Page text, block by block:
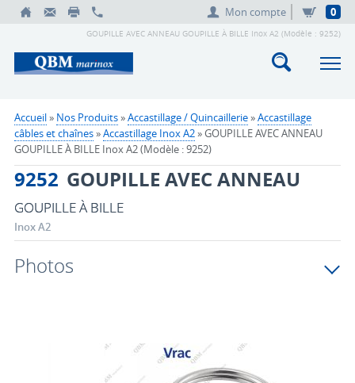
Mon compte 0
GOUPILLE AVEC ANNEAU GOUPILLE À BILLE Inox A2 (Modèle : 9252)
Accueil» Nos Produits»Accastillage / Quincaillerie»Accastillage
câbles et chaînes»Accastillage Inox A2» GOUPILLE AVEC ANNEAU
GOUPILLE À BILLE Inox A2 (Modèle : 9252)
9252 GOUPILLE AVEC ANNEAU
GOUPILLE À BILLE
Inox A2
Photos